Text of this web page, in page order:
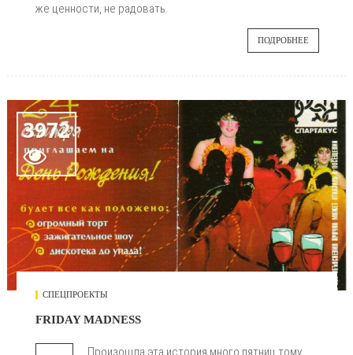
же ценности, не радовать.
ПОДРОБНЕЕ
3972

СПЕЦПРОЕКТЫ
FRIDAY MADNESS
Произошла эта история много пятниц тому